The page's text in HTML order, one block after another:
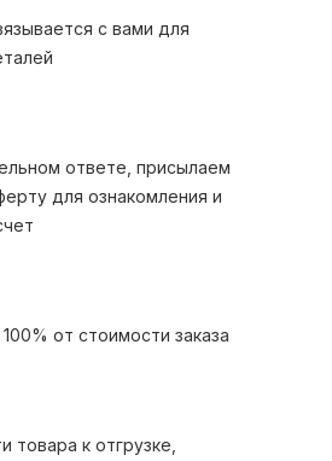
с вами для
ответе, присылаем
для ознакомления и
от стоимости заказа
товара к отгрузке,